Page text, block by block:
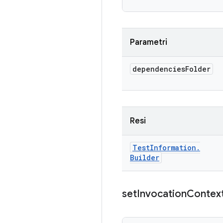
Parametri
dependenciesFolder
Resi
TestInformation .
Builder
setInvocation